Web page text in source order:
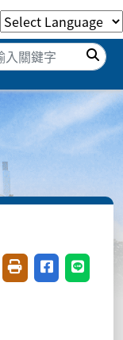
搜尋
友善列印(開新視窗)
分享至臉書(
分享至